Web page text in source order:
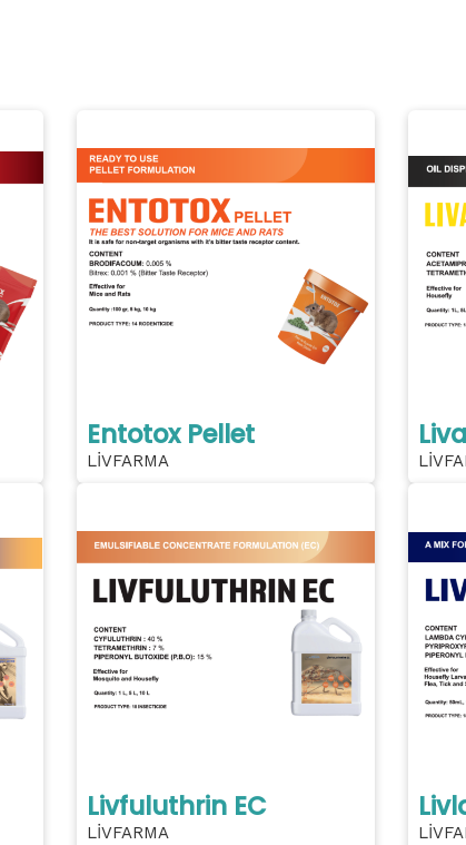
Entotox Pellet
LİVFARMA
Livfuluthrin EC
LİVFARMA